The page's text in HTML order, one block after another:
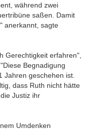
während zwei
saßen. Damit
anerkannt, sagte
Gerechtigkeit erfahren",
Begnadigung
Jahren geschehen ist.
dass Ruth nicht hätte
Justiz ihr
Umdenken